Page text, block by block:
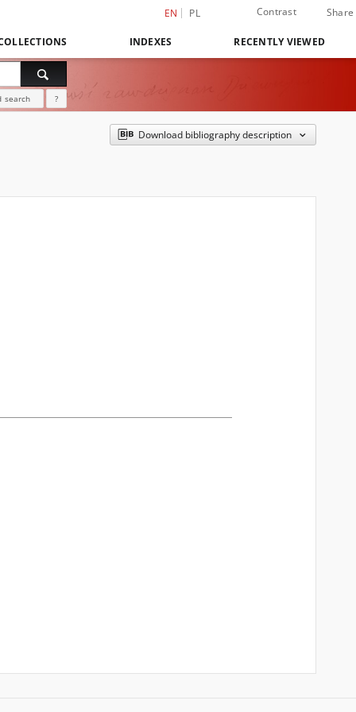
EN PL Contrast Share
INDEXES RECENTLY VIEWED
search ?
Download bibliography description